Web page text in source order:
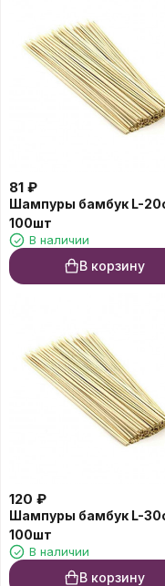
81 ₽
Шампуры бамбук L-
100шт
В наличии
В корзину
120 ₽
Шампуры бамбук L-
100шт
В наличии
В корзину